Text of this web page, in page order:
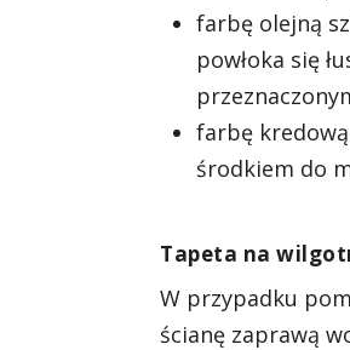
farbę olejną
powłoka się
farbę
środkiem do
Tapeta na
W przypadku
ścianę zaprawą